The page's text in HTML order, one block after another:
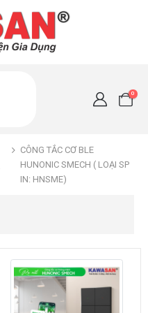
0
CÔNG TẮC CƠ BLE
HUNONIC SMECH ( LOẠI SP
IN: HNSME)